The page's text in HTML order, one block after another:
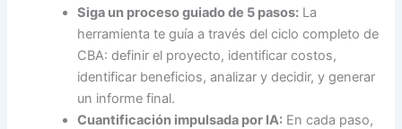
Siga un proceso guiado de 5 pasos: La
herramienta te guía a través del ciclo completo de
CBA: definir el proyecto, identificar costos,
identificar beneficios, analizar y decidir, y generar
un informe final.
Cuantificación impulsada por IA: En cada paso,